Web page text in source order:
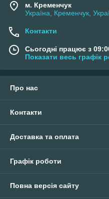
м. Кременчук
Україна, Кременчук,
Контакти
Сьогодні працює з
Показати весь графік
Про нас
Контакти
Доставка та оплата
Графік роботи
Повна версія сайту